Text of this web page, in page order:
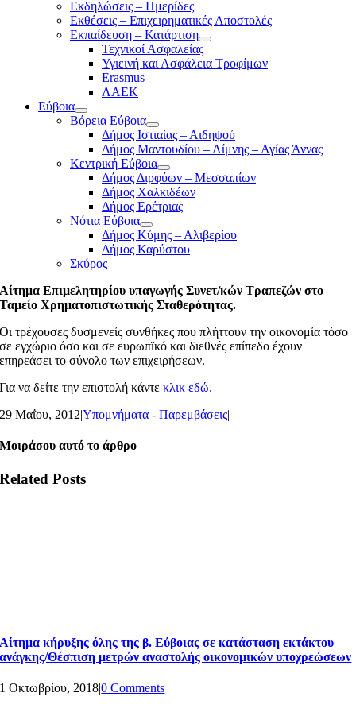
Εκδηλώσεις – Ημερίδες
Εκθέσεις – Επιχειρηματικές Αποστολές
Εκπαίδευση – Κατάρτιση
Τεχνικοί Ασφαλείας
Υγιεινή και Ασφάλεια Τροφίμων
Erasmus
ΛΑΕΚ
Εύβοια
Βόρεια Εύβοια
Δήμος Ιστιαίας – Αιδηψού
Δήμος Μαντουδίου – Λίμνης – Αγίας Άννας
Κεντρική Εύβοια
Δήμος Διρφύων – Μεσσαπίων
Δήμος Χαλκιδέων
Δήμος Ερέτριας
Νότια Εύβοια
Δήμος Κύμης – Αλιβερίου
Δήμος Καρύστου
Σκύρος
Αίτημα Επιμελητηρίου υπαγωγής Συνετ/κών Τραπεζών στο
Ταμείο Χρηματοπιστωτικής Σταθερότητας.
Οι τρέχουσες δυσμενείς συνθήκες που πλήττουν την οικονομία τόσο
σε εγχώριο όσο και σε ευρωπϊκό και διεθνές επίπεδο έχουν
επηρεάσει το σύνολο των επιχειρήσεων.
Για να δείτε την επιστολή κάντεκλικ εδώ.
29 Μαΐου, 2012|Υπομνήματα - Παρεμβάσεις|
Μοιράσου αυτό το άρθρο
Related Posts
Αίτημα κήρυξης όλης της β. Εύβοιας σε κατάσταση εκτάκτου
ανάγκης/Θέσπιση μετρών αναστολής οικονομικών υποχρεώσεων
1 Οκτωβρίου, 2018|0 Comments